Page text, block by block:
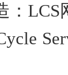
：LCS